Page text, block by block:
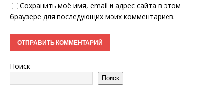
Сохранить моё имя, email и адрес сайта в этом
браузере для последующих моих комментариев.
Поиск
Поиск